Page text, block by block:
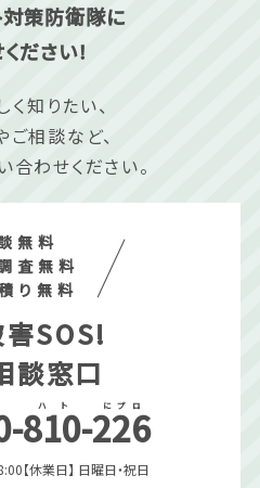
策防衛隊に
ださい！
く知りたい、
ご相談など、
わせください。
無料
査無料
り無料
害SOS!
談窓口
-810
ハ ト -226
に プ ロ
【休業日】 日曜日・祝日